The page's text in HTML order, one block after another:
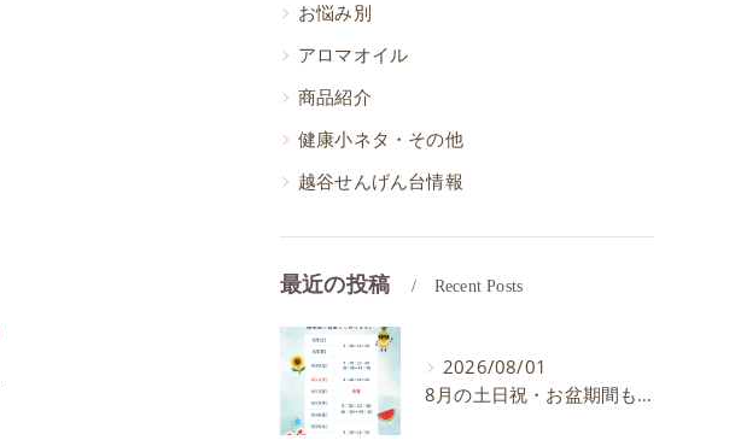
お悩み別
アロマオイル
商品紹介
健康小ネタ・その他
越谷せんげん台情報
最近の投稿 Recent Posts
2026/08/01
8月の土日祝・お盆期間も通常通り営業いたします